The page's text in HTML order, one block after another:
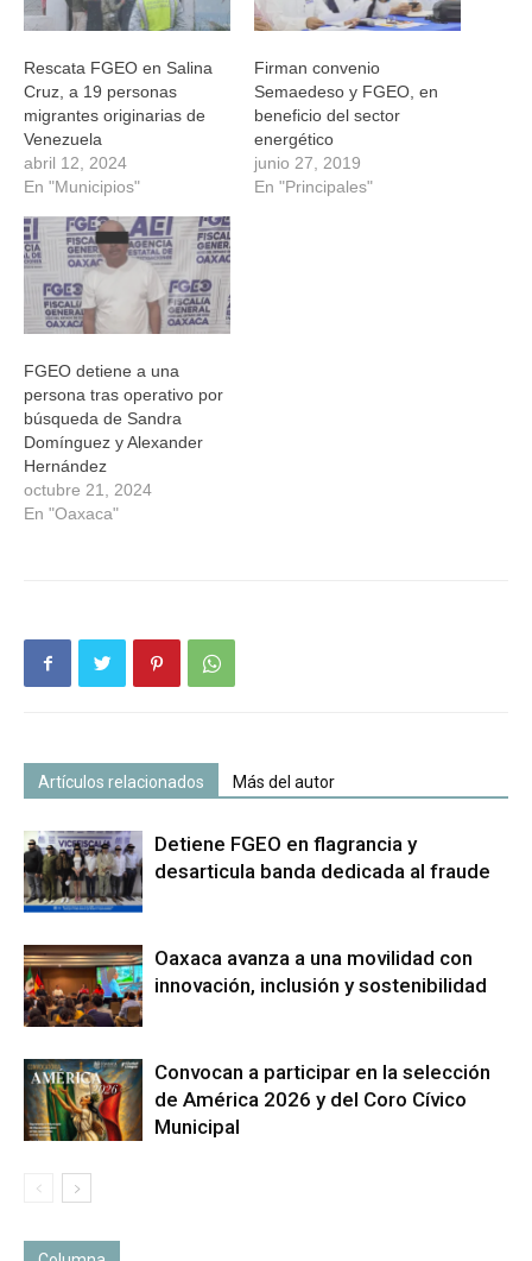
Rescata FGEO en Salina
Cruz, a 19 personas
migrantes originarias de
Venezuela
abril 12, 2024
En "Municipios"
Firman convenio
Semaedeso y FGEO, en
beneficio del sector
energético
junio 27, 2019
En "Principales"
FGEO detiene a una
persona tras operativo por
búsqueda de Sandra
Domínguez y Alexander
Hernández
octubre 21, 2024
En "Oaxaca"
Artículos relacionados Más del autor
Detiene FGEO en flagrancia y
desarticula banda dedicada al fraude
Oaxaca avanza a una movilidad con
innovación, inclusión y sostenibilidad
Convocan a participar en la selección
de América 2026 y del Coro Cívico
Municipal